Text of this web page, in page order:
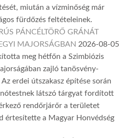
miután a vízminőség már
fürdőzés feltételeinek.
PÁNCÉLTÖRŐ GRÁNÁT
MAJORSÁGBAN 2026-08-05
meg hétfőn a Szimbiózis
zajló tanösvény-
erdei útszakasz építése során
látszó tárgyat fordított
rendőrjárőr a területet
értesítette a Magyar Honvédség